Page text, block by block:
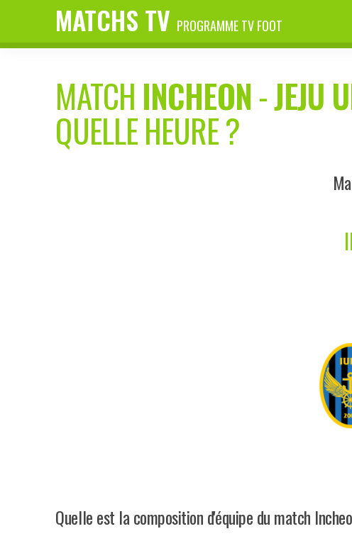
MATCHS TV PROGRAMME TV FOOT
MATCH INCHEON-JEJU
QUELLE HEURE ?
Quelle est la composition d'équipe du match